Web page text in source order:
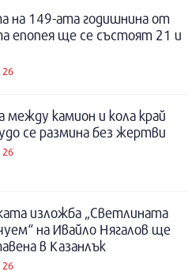
на 149-ата годишнина от
епопея ще се състоят 21 и
26
камион и кола край
се размина без жертви
26
изложба „Светлината
на Ивайло Нягалов ще
в Казанлък
26